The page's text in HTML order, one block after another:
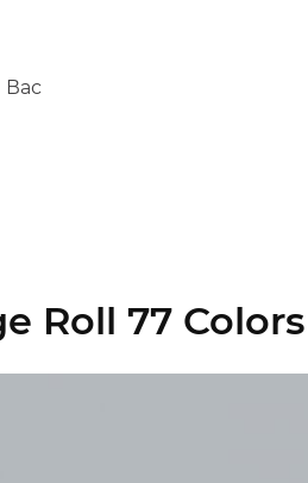
Вас
Roll 77 Colors